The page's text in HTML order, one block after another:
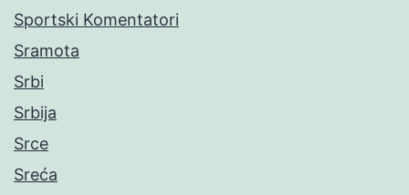
Sportski Komentatori
Sramota
Srbi
Srbija
Srce
Sreća